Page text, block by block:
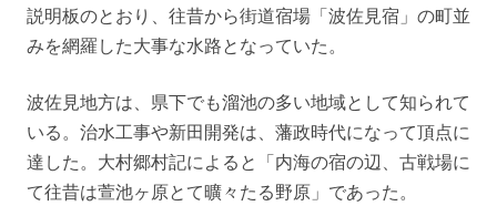
説明板のとおり、往昔から街道宿場「波佐見宿」の町並
みを網羅した大事な水路となっていた。
波佐見地方は、県下でも溜池の多い地域として知られて
いる。治水工事や新田開発は、藩政時代になって頂点に
達した。大村郷村記によると「内海の宿の辺、古戦場に
て往昔は萱池ヶ原とて曠々たる野原」であった。